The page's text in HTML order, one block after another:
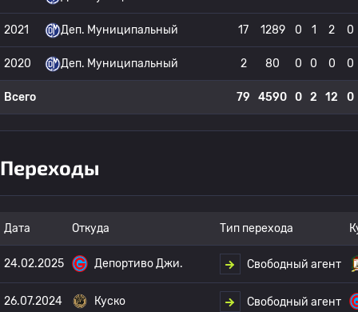
2021 Деп. Муниципальный 17 1289 0 1 2 0
2020 Деп. Муниципальный 2 80 0 0 0 0
Всего 79 4590 0 2 12 0
Переходы
Дата Откуда Тип перехода
24.02.2025 Депортиво Джи. Свободный агент
26.07.2024 Куско Свободный агент